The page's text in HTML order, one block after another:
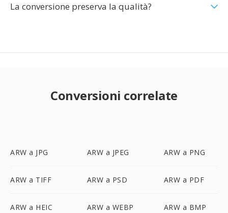
La conversione preserva la qualità?
Conversioni correlate
ARW a JPG ARW a JPEG ARW a PNG
ARW a TIFF ARW a PSD ARW a PDF
ARW a HEIC ARW a WEBP ARW a BMP